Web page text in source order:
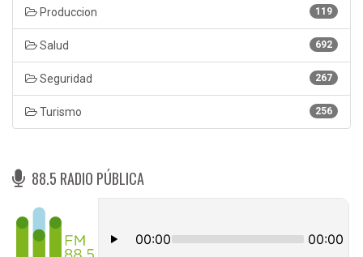
119
Produccion
692
Salud
267
Seguridad
256
Turismo
88.5 RADIO PÚBLICA